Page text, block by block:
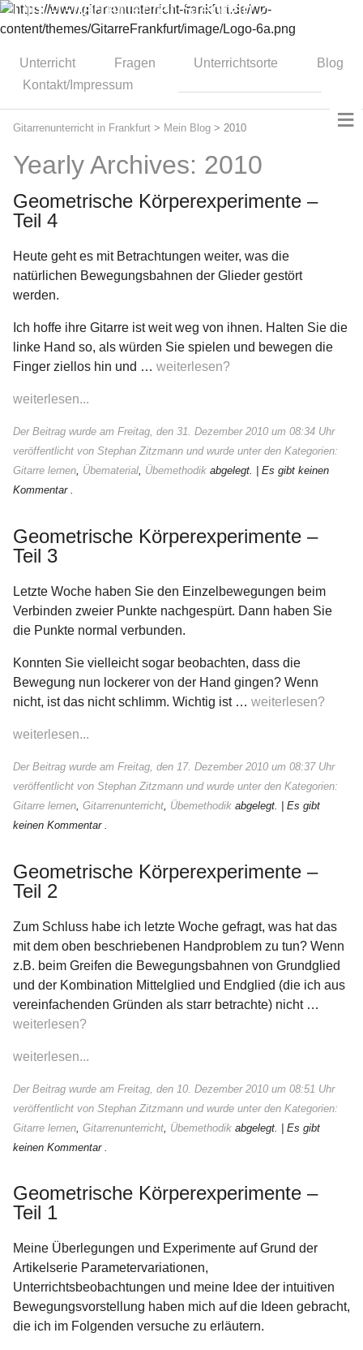
Dipl.-Gitarrenlehrer Stephan Zitzmann
Unterricht Fragen Unterrichtsorte
Blog
Kontakt/Impressum
≡
Gitarrenunterricht in Frankfurt > Mein Blog > 2010
Yearly Archives: 2010
Geometrische Körperexperimente –
Teil 4
Heute geht es mit Betrachtungen weiter, was die
natürlichen Bewegungsbahnen der Glieder gestört
werden.
Ich hoffe ihre Gitarre ist weit weg von ihnen. Halten Sie die
linke Hand so, als würden Sie spielen und bewegen die
Finger ziellos hin und … weiterlesen?
weiterlesen...
Der Beitrag wurde am Freitag, den 31. Dezember 2010 um 08:34 Uhr
veröffentlicht von Stephan Zitzmann und wurde unter den Kategorien:
Gitarre lernen, Übematerial, Übemethodik abgelegt.
| Es gibt keinen
Kommentar .
Geometrische Körperexperimente –
Teil 3
Letzte Woche haben Sie den Einzelbewegungen beim
Verbinden zweier Punkte nachgespürt. Dann haben Sie
die Punkte normal verbunden.
Konnten Sie vielleicht sogar beobachten, dass die
Bewegung nun lockerer von der Hand gingen? Wenn
nicht, ist das nicht schlimm. Wichtig ist … weiterlesen?
weiterlesen...
Der Beitrag wurde am Freitag, den 17. Dezember 2010 um 08:37 Uhr
veröffentlicht von Stephan Zitzmann und wurde unter den Kategorien:
Gitarre lernen, Gitarrenunterricht, Übemethodik abgelegt.
| Es gibt
keinen Kommentar .
Geometrische Körperexperimente –
Teil 2
Zum Schluss habe ich letzte Woche gefragt, was hat das
mit dem oben beschriebenen Handproblem zu tun? Wenn
z.B. beim Greifen die Bewegungsbahnen von Grundglied
und der Kombination Mittelglied und Endglied (die ich aus
vereinfachenden Gründen als starr betrachte) nicht …
weiterlesen?
weiterlesen...
Der Beitrag wurde am Freitag, den 10. Dezember 2010 um 08:51 Uhr
veröffentlicht von Stephan Zitzmann und wurde unter den Kategorien:
Gitarre lernen Gitarrenunterricht Übemethodik abgelegt. | Es gibt
keinen Kommentar .
Geometrische Körperexperimente –
Teil 1
Meine Überlegungen und Experimente auf Grund der
Artikelserie Parametervariationen,
Unterrichtsbeobachtungen und meine Idee der intuitiven
Bewegungsvorstellung haben mich auf die Ideen gebracht,
die ich im Folgenden versuche zu erläutern.